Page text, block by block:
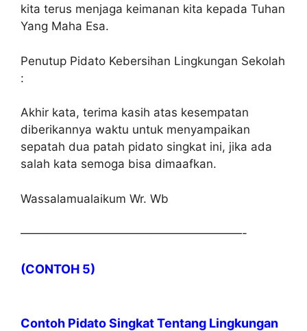
kita terus menjaga keimanan kita kepada Tuhan
Yang Maha Esa.
Penutup Pidato Kebersihan Lingkungan Sekolah
:
Akhir kata, terima kasih atas kesempatan
diberikannya waktu untuk menyampaikan
sepatah dua patah pidato singkat ini, jika ada
salah kata semoga bisa dimaafkan.
Wassalamualaikum Wr. Wb
———————————————————-
(CONTOH 5)
Contoh Pidato Singkat Tentang Lingkungan